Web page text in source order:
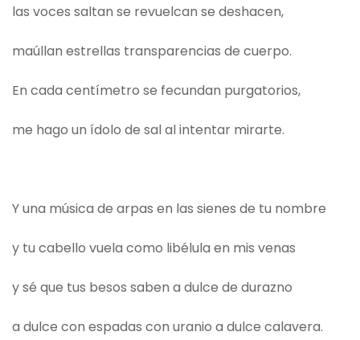
las voces saltan se revuelcan se deshacen,
maúllan estrellas transparencias de cuerpo.
En cada centímetro se fecundan purgatorios,
me hago un ídolo de sal al intentar mirarte.
Y una música de arpas en las sienes de tu nombre
y tu cabello vuela como libélula en mis venas
y sé que tus besos saben a dulce de durazno
a dulce con espadas con uranio a dulce calavera.